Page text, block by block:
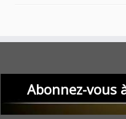
Abonnez-vous